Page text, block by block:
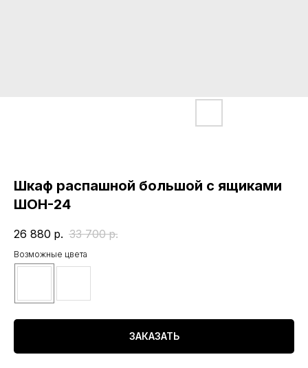
Шкаф распашной большой с ящиками
ШОН-24
26 880 р. 33 700 р.
Возможные цвета
ЗАКАЗАТЬ